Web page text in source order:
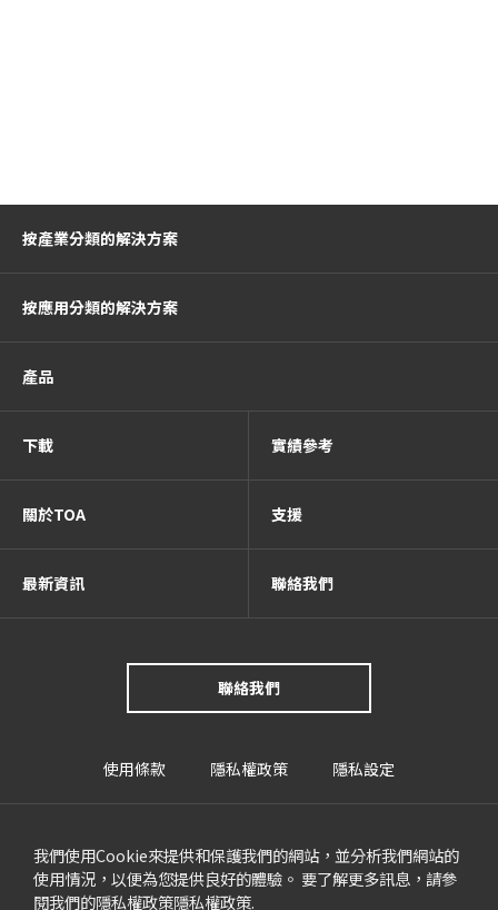
我們使用Cookie來提供和保護我們的網站，並分析我們網站的
使用情況，以便為您提供良好的體驗。 要了解更多訊息，請參
閱我們的隱私權政策隱私權政策.
按產業分類的解決方案
按應用分類的解決方案
產品
下載 實績參考
關於TOA 支援
最新資訊 聯絡我們
聯絡我們
使用條款 隱私權政策 隱私設定